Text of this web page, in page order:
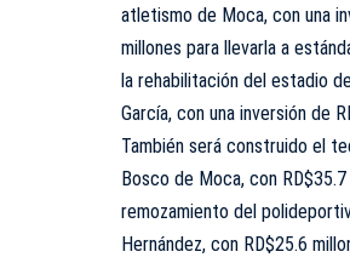
atletismo de Moca, con una
millones para llevarla a
la rehabilitación del estadio
García, con una inversión de
También será construido el
Bosco de Moca, con RD$35.7
remozamiento del
Hernández, con RD$25.6